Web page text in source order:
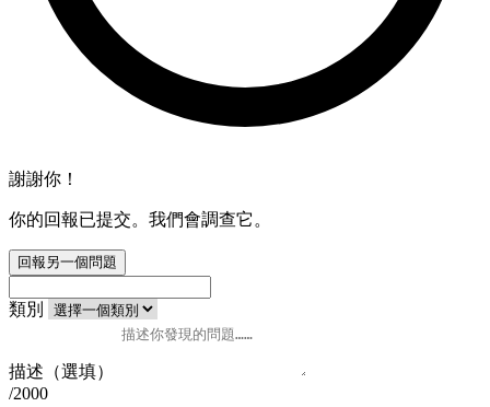
謝謝你！
你的回報已提交。我們會調查它。
回報另一個問題
類別
描述（選填）
/2000